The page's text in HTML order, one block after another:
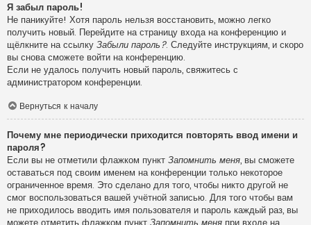
Я забыл пароль!
Не паникуйте! Хотя пароль нельзя восстановить, можно легко
получить новый. Перейдите на страницу входа на конференцию и
щёлкните на ссылку Забыли пароль?. Следуйте инструкциям, и скоро
вы снова сможете войти на конференцию.
Если не удалось получить новый пароль, свяжитесь с
администратором конференции.
Вернуться к началу
Почему мне периодически приходится повторять ввод имени и
пароля?
Если вы не отметили флажком пункт Запомнить меня, вы сможете
оставаться под своим именем на конференции только некоторое
ограниченное время. Это сделано для того, чтобы никто другой не
смог воспользоваться вашей учётной записью. Для того чтобы вам
не приходилось вводить имя пользователя и пароль каждый раз, вы